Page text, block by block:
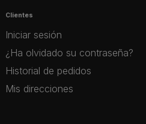
Clientes
Iniciar sesión
¿Ha olvidado su contraseña?
Historial de pedidos
Mis direcciones